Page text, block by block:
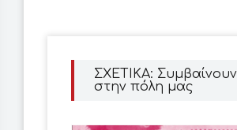
ΣΧΕΤΙΚΑ: Συμβαίνουν
στην πόλη μας